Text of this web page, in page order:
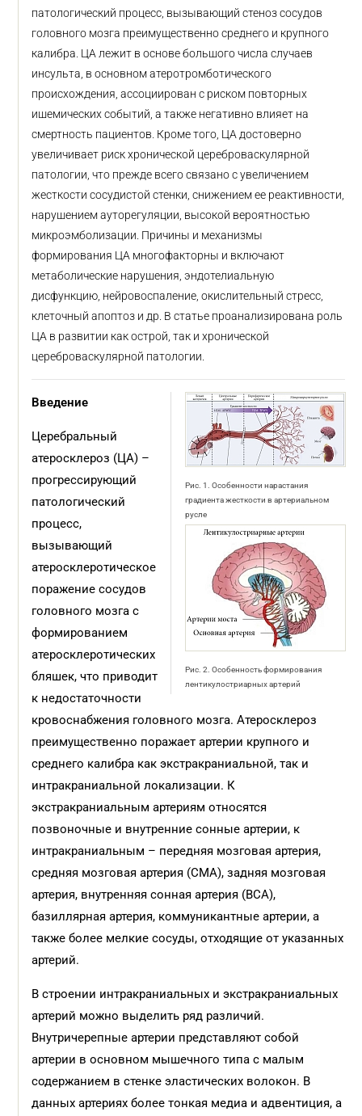
патологический процесс, вызывающий стеноз сосудов
головного мозга преимущественно среднего и крупного
калибра. ЦА лежит в основе большого числа случаев
инсульта, в основном атеротромботического
происхождения, ассоциирован с риском повторных
ишемических событий, а также негативно влияет на
смертность пациентов. Кроме того, ЦА достоверно
увеличивает риск хронической цереброваскулярной
патологии, что прежде всего связано с увеличением
жесткости сосудистой стенки, снижением ее реактивности,
нарушением ауторегуляции, высокой вероятностью
микроэмболизации. Причины и механизмы
формирования ЦА многофакторны и включают
метаболические нарушения, эндотелиальную
дисфункцию, нейровоспаление, окислительный стресс,
клеточный апоптоз и др. В статье проанализирована роль
ЦА в развитии как острой, так и хронической
цереброваскулярной патологии.
Рис. 1. Особенности нарастания
градиента жесткости в артериальном
русле
Рис. 2. Особенность формирования
лентикулостриарных артерий
Введение
Церебральный
атеросклероз (ЦА) –
прогрессирующий
патологический
процесс,
вызывающий
атеросклеротическое
поражение сосудов
головного мозга с
формированием
атеросклеротических
бляшек, что приводит
к недостаточности
кровоснабжения головного мозга. Атеросклероз
преимущественно поражает артерии крупного и
среднего калибра как экстракраниальной, так и
интракраниальной локализации. К
экстракраниальным артериям относятся
позвоночные и внутренние сонные артерии, к
интракраниальным – передняя мозговая артерия,
средняя мозговая артерия (СМА), задняя мозговая
артерия, внутренняя сонная артерия (ВСА),
базиллярная артерия, коммуникантные артерии, а
также более мелкие сосуды, отходящие от указанных
артерий.
В строении интракраниальных и экстракраниальных
артерий можно выделить ряд различий.
Внутричерепные артерии представляют собой
артерии в основном мышечного типа с малым
содержанием в стенке эластических волокон. В
данных артериях более тонкая медиа и адвентиция, а